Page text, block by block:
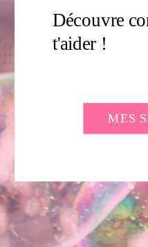
Découvre
t'aider !
MES